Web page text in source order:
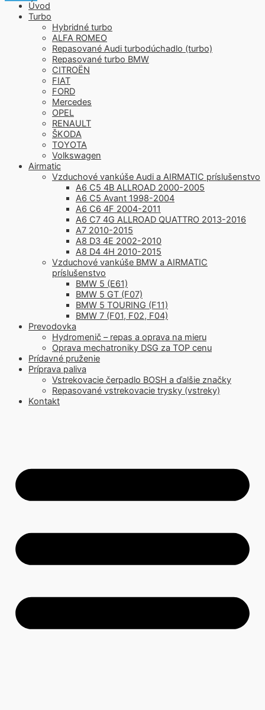
Úvod
Turbo
Hybridné turbo
ALFA ROMEO
Repasované Audi turbodúchadlo (turbo)
Repasované turbo BMW
CITROËN
FIAT
FORD
Mercedes
OPEL
RENAULT
ŠKODA
TOYOTA
Volkswagen
Airmatic
Vzduchové vankúše Audi a AIRMATIC príslušenstvo
A6 C5 4B ALLROAD 2000-2005
A6 C5 Avant 1998-2004
A6 C6 4F 2004-2011
A6 C7 4G ALLROAD QUATTRO 2013-2016
A7 2010-2015
A8 D3 4E 2002-2010
A8 D4 4H 2010-2015
Vzduchové vankúše BMW a AIRMATIC
príslušenstvo
BMW 5 (E61)
BMW 5 GT (F07)
BMW 5 TOURING (F11)
BMW 7 (F01, F02, F04)
Prevodovka
Hydromenič – repas a oprava na mieru
Oprava mechatroniky DSG za TOP cenu
Prídavné pruženie
Príprava paliva
Vstrekovacie čerpadlo BOSH a ďalšie značky
Repasované vstrekovacie trysky (vstreky)
Kontakt